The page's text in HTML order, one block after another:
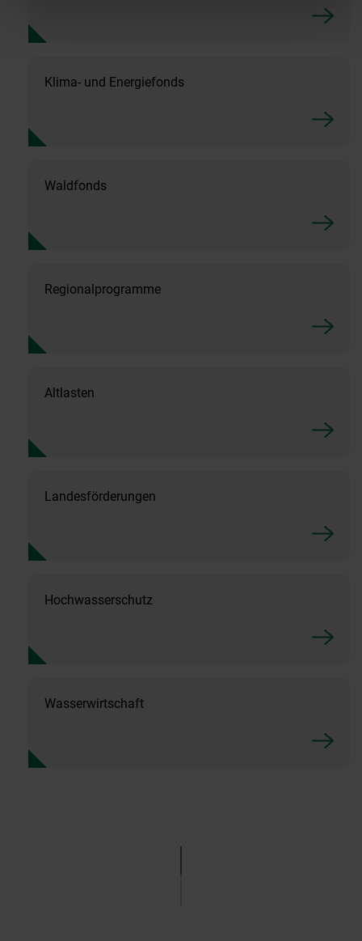
Klima- und Energiefonds
Waldfonds
Regionalprogramme
Altlasten
Landesförderungen
Hochwasserschutz
Wasserwirtschaft